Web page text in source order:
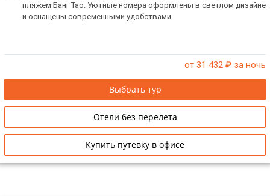
пляжем Банг Тао. Уютные номера оформлены в светлом дизайне
и оснащены современными удобствами.
от 31 432 ₽ за ночь
Выбрать тур
Отели без перелета
Купить путевку в офисе